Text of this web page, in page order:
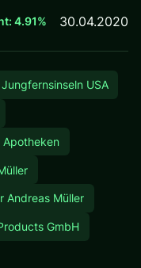
4.91% 30.04.2020
Jungfernsinseln USA
Apotheken
Andreas Müller
GmbH